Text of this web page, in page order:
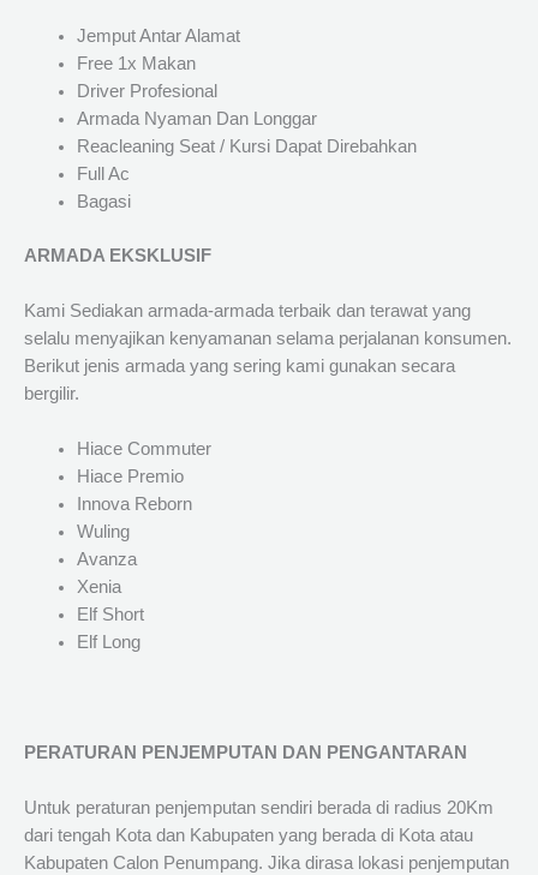
Jemput Antar Alamat
Free 1x Makan
Driver Profesional
Armada Nyaman Dan Longgar
Reacleaning Seat / Kursi Dapat Direbahkan
Full Ac
Bagasi
ARMADA EKSKLUSIF
Kami Sediakan armada-armada terbaik dan terawat yang
selalu menyajikan kenyamanan selama perjalanan konsumen.
Berikut jenis armada yang sering kami gunakan secara
bergilir.
Hiace Commuter
Hiace Premio
Innova Reborn
Wuling
Avanza
Xenia
Elf Short
Elf Long
PERATURAN PENJEMPUTAN DAN PENGANTARAN
Untuk peraturan penjemputan sendiri berada di radius 20Km
dari tengah Kota dan Kabupaten yang berada di Kota atau
Kabupaten Calon Penumpang. Jika dirasa lokasi penjemputan